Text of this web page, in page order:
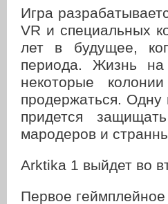
Игра
VR и специальных
лет в будущее,
периода. Жизнь на
некоторые
продержаться. Одну
придется
мародеров и
Arktika 1 выйдет во
Первое